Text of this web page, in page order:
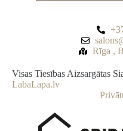
Rīga ,
Visas Tiesības Aizsargātas
LabaLapa.lv